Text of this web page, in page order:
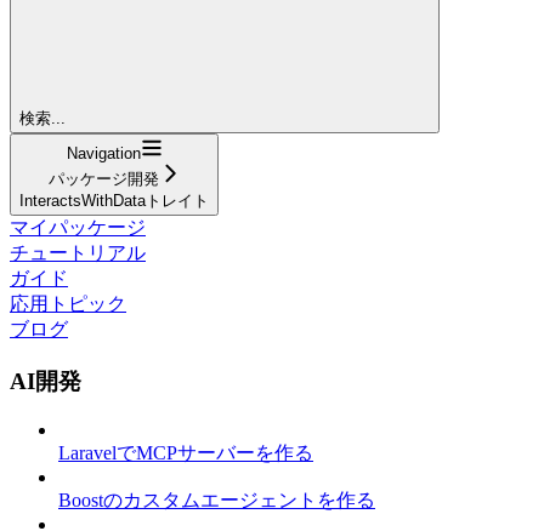
検索...
Navigation
パッケージ開発
InteractsWithDataトレイト
マイパッケージ
チュートリアル
ガイド
応用トピック
ブログ
AI開発
LaravelでMCPサーバーを作る
Boostのカスタムエージェントを作る